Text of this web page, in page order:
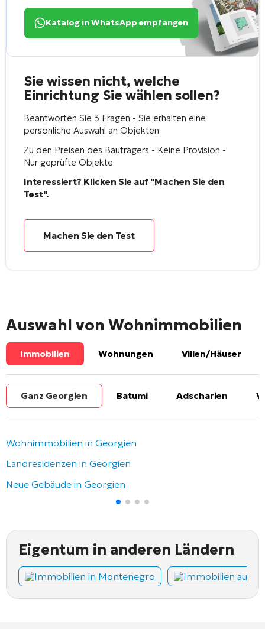
Katalog in WhatsApp empfangen
Sie wissen nicht, welche
Einrichtung Sie wählen sollen?
Beantworten Sie 3 Fragen - Sie erhalten eine
persönliche Auswahl an Objekten
Zu den Preisen des Bauträgers - Keine Provision -
Nur geprüfte Objekte
Interessiert? Klicken Sie auf "Machen Sie den
Test".
Machen Sie den Test
Auswahl von Wohnimmobilien
Immobilien Wohnungen Villen/Häuser
Ganz Georgien Batumi Adscharien
Wohnimmobilien in Georgien
Landresidenzen in Georgien
Neue Gebäude in Georgien
Eigentum in anderen Ländern
Immobilien in Montenegro Immobilien auf